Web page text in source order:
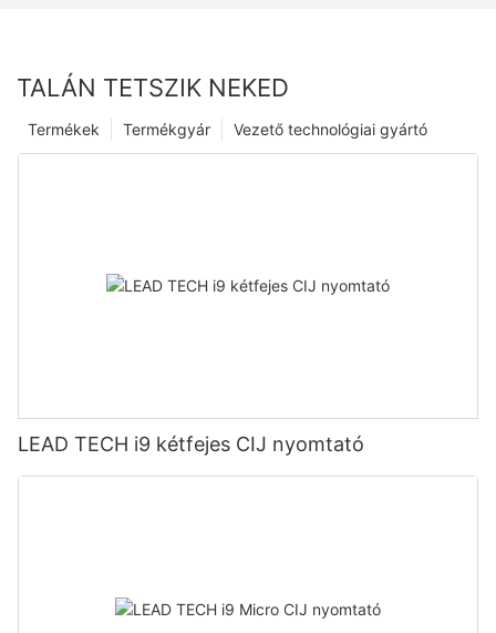
TALÁN TETSZIK NEKED
Vezető technológiai gyártó
Termékgyár
Termékek
LEAD TECH i9 kétfejes CIJ nyomtató